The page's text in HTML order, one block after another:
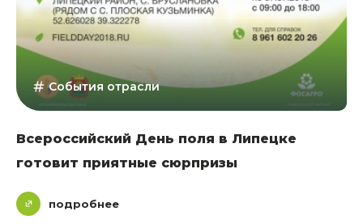
События отрасли
Всероссийский День поля в Липецке
готовит приятные сюрпризы
подробнее